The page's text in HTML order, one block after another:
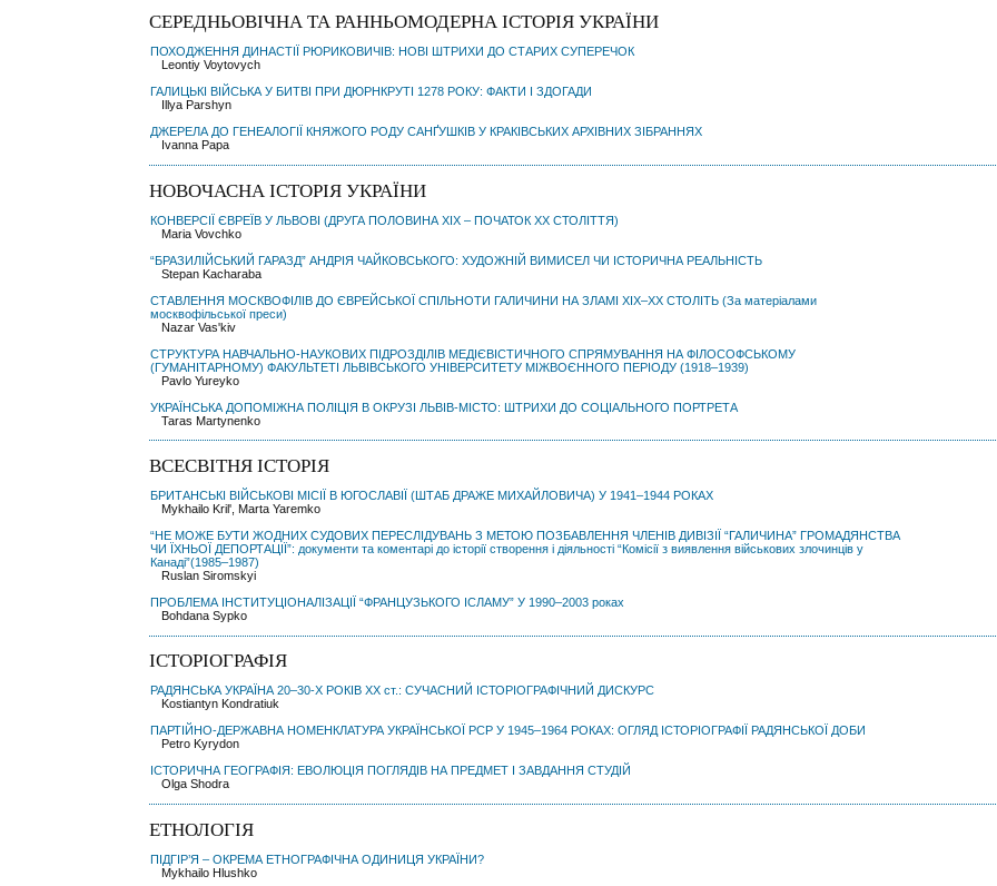
СЕРЕДНЬОВІЧНА ТА РАННЬОМОДЕРНА ІСТОРІЯ УКРАЇНИ
ПОХОДЖЕННЯ ДИНАСТІЇ РЮРИКОВИЧІВ: НОВІ ШТРИХИ ДО СТАРИХ СУПЕРЕЧОК
Leontiy Voytovych
ГАЛИЦЬКІ ВІЙСЬКА У БИТВІ ПРИ ДЮРНКРУТІ 1278 РОКУ: ФАКТИ І ЗДОГАДИ
Illya Parshyn
ДЖЕРЕЛА ДО ГЕНЕАЛОГІЇ КНЯЖОГО РОДУ САНҐУШКІВ У КРАКІВСЬКИХ АРХІВНИХ ЗІБРАННЯХ
Ivanna Papa
НОВОЧАСНА ІСТОРІЯ УКРАЇНИ
КОНВЕРСІЇ ЄВРЕЇВ У ЛЬВОВІ (ДРУГА ПОЛОВИНА XІX – ПОЧАТОК XX СТОЛІТТЯ)
Maria Vovchko
“БРАЗИЛІЙСЬКИЙ ГАРАЗД” АНДРІЯ ЧАЙКОВСЬКОГО: ХУДОЖНІЙ ВИМИСЕЛ ЧИ ІСТОРИЧНА РЕАЛЬНІСТЬ
Stepan Kacharaba
СТАВЛЕННЯ МОСКВОФІЛІВ ДО ЄВРЕЙСЬКОЇ СПІЛЬНОТИ ГАЛИЧИНИ НА ЗЛАМІ ХІХ–ХХ СТОЛІТЬ (За матеріалами
москвофільської преси)
Nazar Vas'kiv
СТРУКТУРА НАВЧАЛЬНО-НАУКОВИХ ПІДРОЗДІЛІВ МЕДІЄВІСТИЧНОГО СПРЯМУВАННЯ НА ФІЛОСОФСЬКОМУ
(ГУМАНІТАРНОМУ) ФАКУЛЬТЕТІ ЛЬВІВСЬКОГО УНІВЕРСИТЕТУ МІЖВОЄННОГО ПЕРІОДУ (1918–1939)
Pavlo Yureyko
УКРАЇНСЬКА ДОПОМІЖНА ПОЛІЦІЯ В ОКРУЗІ ЛЬВІВ-МІСТО: ШТРИХИ ДО СОЦІАЛЬНОГО ПОРТРЕТА
Taras Martynenko
ВСЕСВІТНЯ ІСТОРІЯ
БРИТАНСЬКІ ВІЙСЬКОВІ МІСІЇ В ЮГОСЛАВІЇ (ШТАБ ДРАЖЕ МИХАЙЛОВИЧА) У 1941–1944 РОКАХ
Mykhailo Kril', Marta Yaremko
“НЕ МОЖЕ БУТИ ЖОДНИХ СУДОВИХ ПЕРЕСЛІДУВАНЬ З МЕТОЮ ПОЗБАВЛЕННЯ ЧЛЕНІВ ДИВІЗІЇ “ГАЛИЧИНА” ГРОМАДЯНСТВА
ЧИ ЇХНЬОЇ ДЕПОРТАЦІЇ”: документи та коментарі до історії створення і діяльності “Комісії з виявлення військових злочинців у
Канаді”(1985–1987)
Ruslan Siromskyi
ПРОБЛЕМА ІНСТИТУЦІОНАЛІЗАЦІЇ “ФРАНЦУЗЬКОГО ІСЛАМУ” У 1990–2003 роках
Bohdana Sypko
ІСТОРІОГРАФІЯ
РАДЯНСЬКА УКРАЇНА 20–30-Х РОКІВ ХХ ст.: СУЧАСНИЙ ІСТОРІОГРАФІЧНИЙ ДИСКУРС
Kostiantyn Kondratiuk
ПАРТІЙНО-ДЕРЖАВНА НОМЕНКЛАТУРА УКРАЇНСЬКОЇ РСР У 1945–1964 РОКАХ: ОГЛЯД ІСТОРІОГРАФІЇ РАДЯНСЬКОЇ ДОБИ
Petrо Kyrydon
ІСТОРИЧНА ГЕОГРАФІЯ: ЕВОЛЮЦІЯ ПОГЛЯДІВ НА ПРЕДМЕТ І ЗАВДАННЯ СТУДІЙ
Olga Shodra
ЕТНОЛОГІЯ
ПІДГІР’Я – ОКРЕМА ЕТНОГРАФІЧНА ОДИНИЦЯ УКРАЇНИ?
Mykhailo Hlushko